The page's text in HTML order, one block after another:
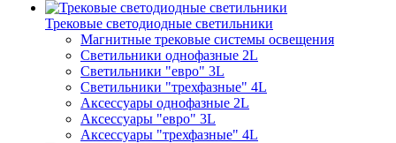
Трековые светодиодные светильники
Магнитные трековые системы освещения
Светильники однофазные 2L
Светильники "евро" 3L
Светильники "трехфазные" 4L
Аксессуары однофазные 2L
Аксессуары "евро" 3L
Аксессуары "трехфазные" 4L